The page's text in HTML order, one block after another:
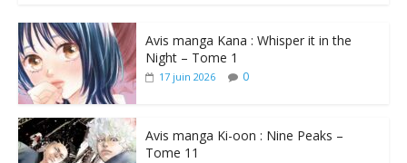
Avis manga Kana : Whisper it in the
Night – Tome 1
17 juin 2026 0
Avis manga Ki-oon : Nine Peaks –
Tome 11